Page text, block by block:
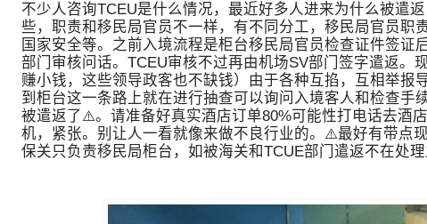
不少人咨询TCEU是什么情况，最近好多人进来为什么被遣
些，职责和移民局官员不一样，有不同分工，移民局官员
国家安全等。之前入境流程是柜台移民局官员检查证件签
部门审核问话。TCEU审核不过再由机场SV部门签字遣返
赚小钱，这些领导政客也不缺钱）由于各种互掐，互相举
到柜台这一条路上就在进行抽查可以询问入境客人和检查
被遣返了⚠️。请准备好真实酒店订单80%可能性打电话去酒
机，紧张。别让人一看就像来做不良行业的。⚠️最好有带点
保关只负责移民局柜台，如被海关和TCUE部门遣返不在处理